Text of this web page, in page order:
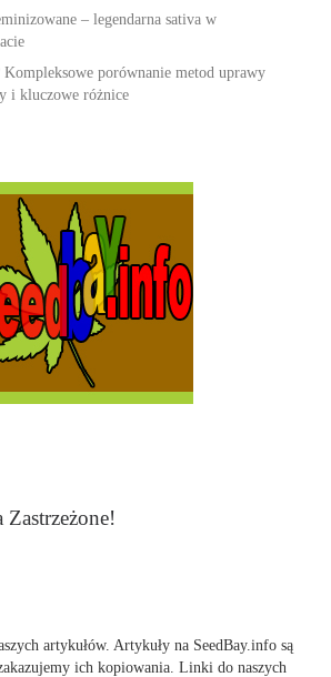
– legendarna sativa w
porównanie metod uprawy
i kluczowe różnice
Zastrzeżone!
artykułów. Artykuły na SeedBay.info są
ich kopiowania. Linki do naszych